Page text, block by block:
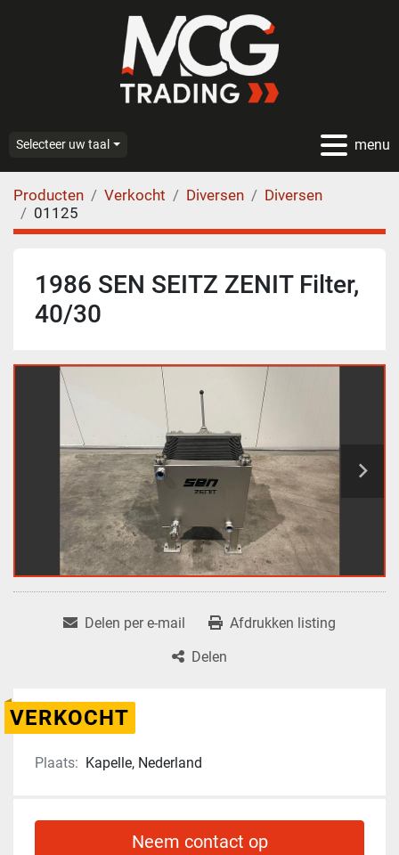
menu
Selecteer uw taal
Producten Verkocht Diversen
Diversen
01125
1986 SEN SEITZ ZENIT Filter,
40/30
Delen per e-mail
Afdrukken listing
Delen
VERKOCHT
Plaats: Kapelle, Nederland
Neem contact op